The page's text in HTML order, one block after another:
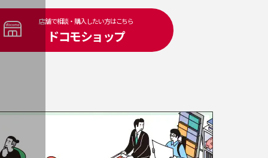
店舗で相談・購入したい方はこちら
ドコモショップ